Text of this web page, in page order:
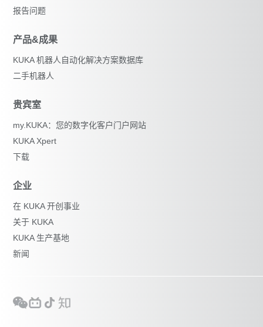
报告问题
产品&成果
KUKA 机器人自动化解决方案数据库
二手机器人
贵宾室
my.KUKA：您的数字化客户门户网站
KUKA Xpert
下载
企业
在 KUKA 开创事业
关于 KUKA
KUKA 生产基地
新闻